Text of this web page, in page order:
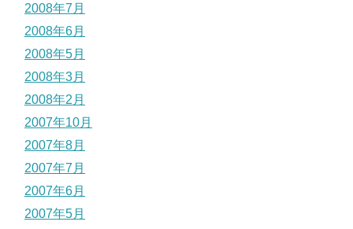
2008年7月
2008年6月
2008年5月
2008年3月
2008年2月
2007年10月
2007年8月
2007年7月
2007年6月
2007年5月